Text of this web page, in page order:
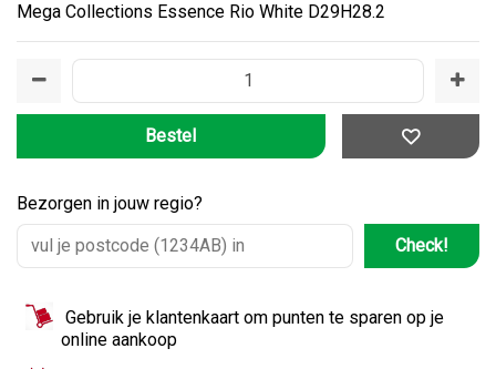
Mega Collections Essence Rio White D29H28.2
Bezorgen in jouw regio?
Check!
Gebruik je klantenkaart om punten te sparen op je
online aankoop